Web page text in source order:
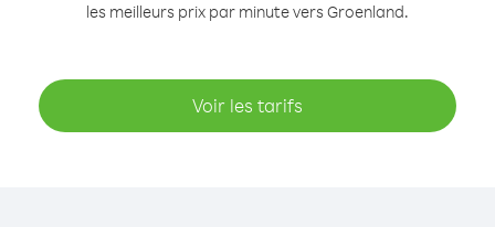
les meilleurs prix par minute vers Groenland.
Voir les tarifs